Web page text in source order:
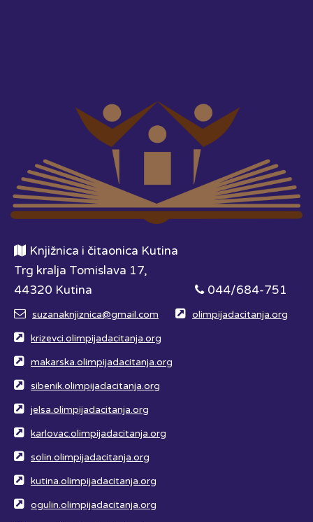
Knjižnica i čitaonica Kutina
Trg kralja Tomislava 17,
44320 Kutina
044/684-751
suzanaknjiznica@gmail.com olimpijadacitanja.org
krizevci.olimpijadacitanja.org
makarska.olimpijadacitanja.org
sibenik.olimpijadacitanja.org
jelsa.olimpijadacitanja.org
karlovac.olimpijadacitanja.org
solin.olimpijadacitanja.org
kutina.olimpijadacitanja.org
ogulin.olimpijadacitanja.org